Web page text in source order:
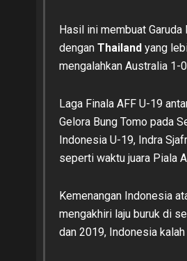
Hasil ini membuat
dengan Thailand yang
mengalahkan Australia 1-
Laga Finala AFF U-19
Gelora Bung Tomo pada
Indonesia U-19, Indra
seperti waktu juara Piala
Kemenangan Indonesia
mengakhiri laju buruk di
dan 2019, Indonesia